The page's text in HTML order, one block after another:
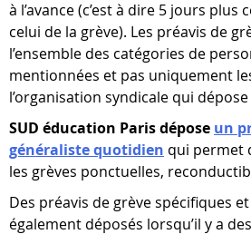
à l’avance (c’est à dire 5 jours plus
celui de la grève). Les préavis de
l’ensemble des catégories de
mentionnées et pas uniquement
l’organisation syndicale qui
SUD éducation Paris dépose un
généraliste quotidien qui permet
les grèves ponctuelles,
Des préavis de grève spécifiques
également déposés lorsqu’il y a